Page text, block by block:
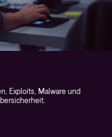
Exploits, Malware und